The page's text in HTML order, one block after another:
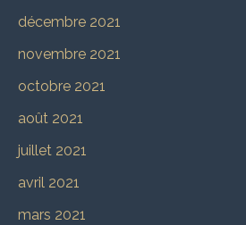
décembre 2021
novembre 2021
octobre 2021
août 2021
juillet 2021
avril 2021
mars 2021